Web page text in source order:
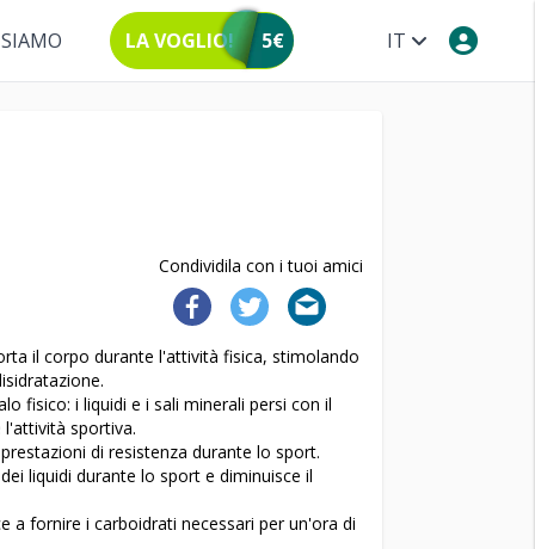
IT
LA VOGLIO! 5€
Condividila con i tuoi amici
il corpo durante l'attività fisica, stimolando
fisico: i liquidi e i sali minerali persi con il
sportiva.
di resistenza durante lo sport.
liquidi durante lo sport e diminuisce il
a fornire i carboidrati necessari per un'ora di